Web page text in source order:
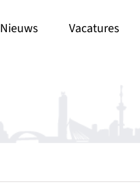
Nieuws Vacatures